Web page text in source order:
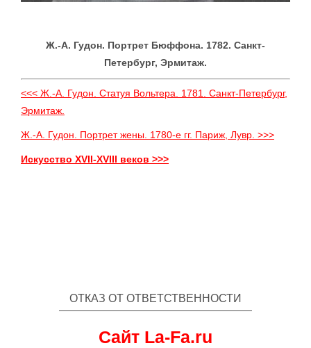
Ж.-А. Гудон. Портрет Бюффона. 1782. Санкт-
Петербург, Эрмитаж.
<<< Ж.-А. Гудон. Статуя Вольтера. 1781. Санкт-Петербург,
Эрмитаж.
Ж.-А. Гудон. Портрет жены. 1780-е гг. Париж, Лувр. >>>
Искусство XVII-XVIII веков >>>
ОТКАЗ ОТ ОТВЕТСТВЕННОСТИ
Сайт La-Fa.ru